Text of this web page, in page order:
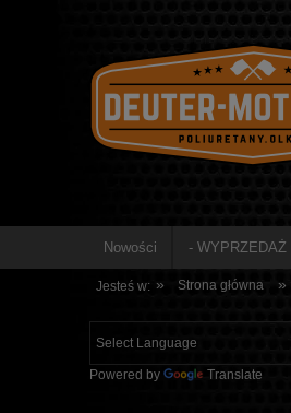
Nowości - WYPRZEDAŻ
Jesteś w: » Strona główna »
Powered by Translate